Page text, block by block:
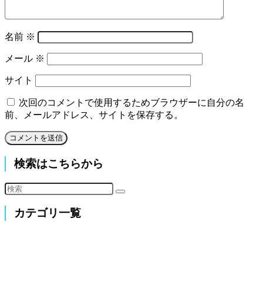
名前 ※
メール ※
サイト
次回のコメントで使用するためブラウザーに自分の名
前、メールアドレス、サイトを保存する。
検索はこちらから
カテゴリ一覧